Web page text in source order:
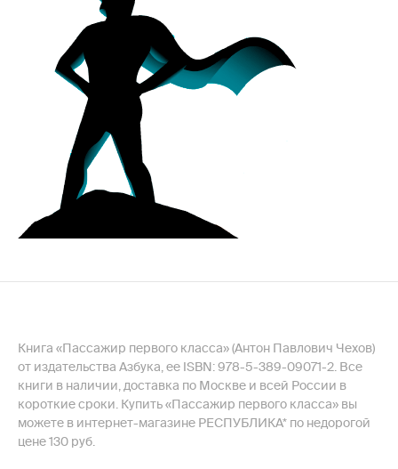
Книга «Пассажир первого класса» (Антон Павлович Чехов)
от издательства Азбука, ее ISBN: 978-5-389-09071-2. Все
книги в наличии, доставка по Москве и всей России в
короткие сроки. Купить «Пассажир первого класса» вы
можете в интернет-магазине РЕСПУБЛИКА* по недорогой
цене 130 руб.